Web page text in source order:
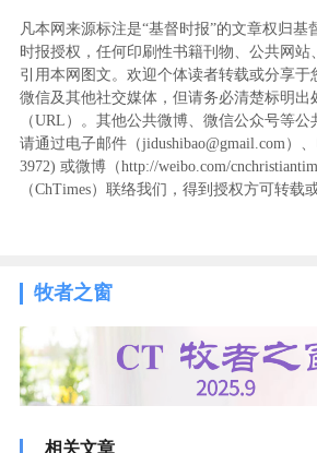
凡本网来源标注是“基督时报”的文章权归基
时报授权，任何印刷性书籍刊物、公共网站
引用本网图文。欢迎个体读者转载或分享于
微信及其他社交媒体，但请务必清楚标明出
（URL）。其他公共微博、微信公众号等公
请通过电子邮件（jidushibao@gmail.com）
3972) ‬或微博（http://weibo.com/
（ChTimes）联络我们，得到授权方可转载
牧者之窗
相关文章